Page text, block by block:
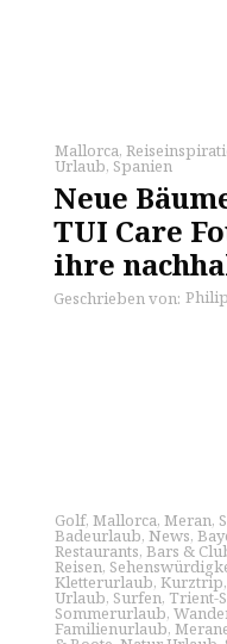
Mallorca,
Urlaub, Spanien
Neue
TUI Care
ihre
Geschrieben von:
Golf, Mallorca, Meran,
Badeurlaub, News,
Restaurants, Bars &
Reisen,
Kletterurlaub, Kurztrip,
Urlaub, Surfen, Trient-
Sommerurlaub,
Familienurlaub,